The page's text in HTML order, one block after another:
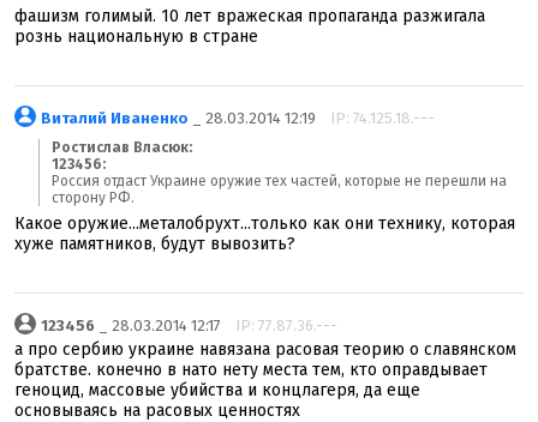
фашизм голимый. 10 лет вражеская пропаганда разжигала
рознь национальную в стране
Виталий Иваненко _ 28.03.2014 12:19 IP: 74.125.18.---
Ростислав Власюк:
123456:
Россия отдаст Украине оружие тех частей, которые не перешли на
сторону РФ.
Какое оружие...металобрухт...только как они технику, которая
хуже памятников, будут вывозить?
123456 _ 28.03.2014 12:17 IP: 77.87.36.---
а про сербию украине навязана расовая теорию о славянском
братстве. конечно в нато нету места тем, кто оправдывает
геноцид, массовые убийства и концлагеря, да еще
основываясь на расовых ценностях